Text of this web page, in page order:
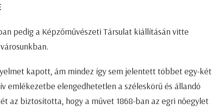
pedig a Képzőművészeti Társulat kiállításán vitte
kapott, ám mindez így sem jelentett többet egy-két
emlékezetbe elengedhetetlen a széleskörű és állandó
az biztosította, hogy a művet 1868-ban az egri nőegylet